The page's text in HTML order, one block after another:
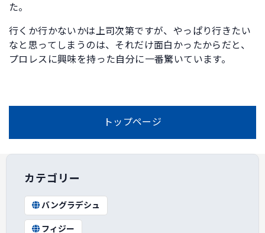
た。
行くか行かないかは上司次第ですが、やっぱり行きたい
なと思ってしまうのは、それだけ面白かったからだと、
プロレスに興味を持った自分に一番驚いています。
トップページ
カテゴリー
バングラデシュ
フィジー